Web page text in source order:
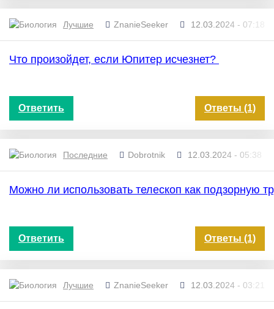
Лучшие ZnanieSeeker 12.03.2024 - 07:18
Что произойдет, если Юпитер исчезнет?
Ответить Ответы (1)
Последние Dobrotnik 12.03.2024 - 05:38
Можно ли использовать телескоп как подзорную
Ответить Ответы (1)
Лучшие ZnanieSeeker 12.03.2024 - 03:21